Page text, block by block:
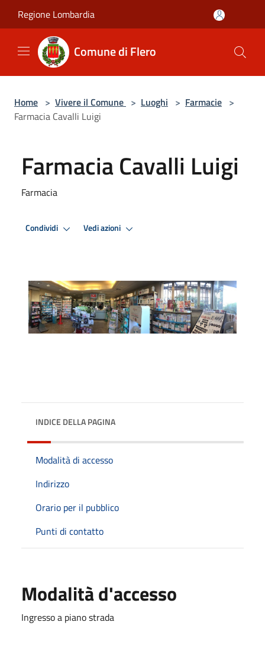
Regione Lombardia
Comune di Flero
Home > Vivere il Comune > Luoghi > Farmacie >
Farmacia Cavalli Luigi
Farmacia Cavalli Luigi
Farmacia
Condividi Vedi azioni
INDICE DELLA PAGINA
Modalità di accesso
Indirizzo
Orario per il pubblico
Punti di contatto
Modalità d'accesso
Ingresso a piano strada